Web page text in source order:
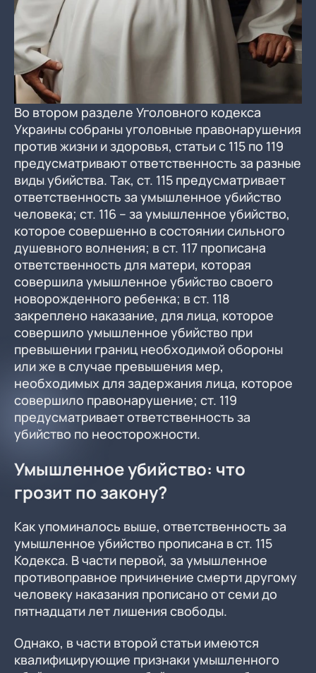
Во втором разделе Уголовного кодекса
Украины собраны уголовные правонарушения
против жизни и здоровья, статьи с 115 по 119
предусматривают ответственность за разные
виды убийства. Так, ст. 115 предусматривает
ответственность за умышленное убийство
человека; ст. 116 – за умышленное убийство,
которое совершенно в состоянии сильного
душевного волнения; в ст. 117 прописана
ответственность для матери, которая
совершила умышленное убийство своего
новорожденного ребенка; в ст. 118
закреплено наказание, для лица, которое
совершило умышленное убийство при
превышении границ необходимой обороны
или же в случае превышения мер,
необходимых для задержания лица, которое
совершило правонарушение; ст. 119
предусматривает ответственность за
убийство по неосторожности.
Умышленное убийство: что
грозит по закону?
Как упоминалось выше, ответственность за
умышленное убийство прописана в ст. 115
Кодекса. В части первой, за умышленное
противоправное причинение смерти другому
человеку наказания прописано от семи до
пятнадцати лет лишения свободы.
Однако, в части второй статьи имеются
квалифицирующие признаки умышленного